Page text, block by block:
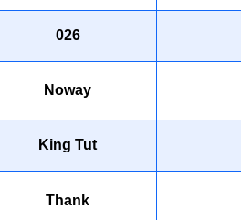
026
Noway
King Tut
Thank